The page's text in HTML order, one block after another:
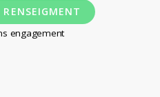
engagement